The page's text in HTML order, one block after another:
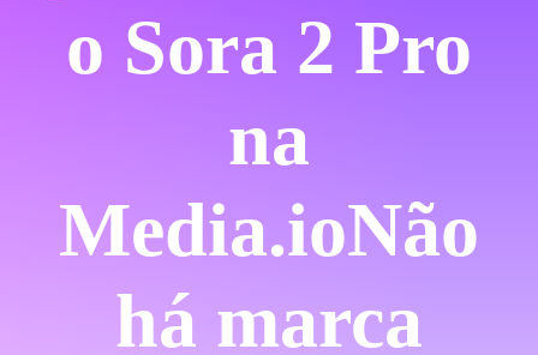
o Sora 2 Pro
na
Media.ioNão
há marca